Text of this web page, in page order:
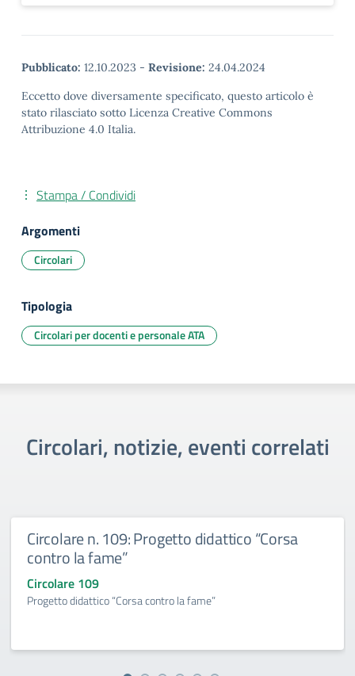
Pubblicato: 12.10.2023 - Revisione: 24.04.2024
Eccetto dove diversamente specificato, questo articolo è
stato rilasciato sotto Licenza Creative Commons
Attribuzione 4.0 Italia.
Stampa / Condividi
Argomenti
Circolari
Tipologia
Circolari per docenti e personale ATA
Circolari, notizie, eventi correlati
Circolare n. 109: Progetto didattico “Corsa
contro la fame”
Circolare 109
Progetto didattico “Corsa contro la fame”